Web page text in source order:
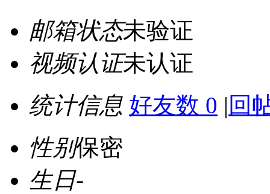
邮箱状态未验证
视频认证未认证
统计信息 好友数 0 | 回
性别保密
生日-